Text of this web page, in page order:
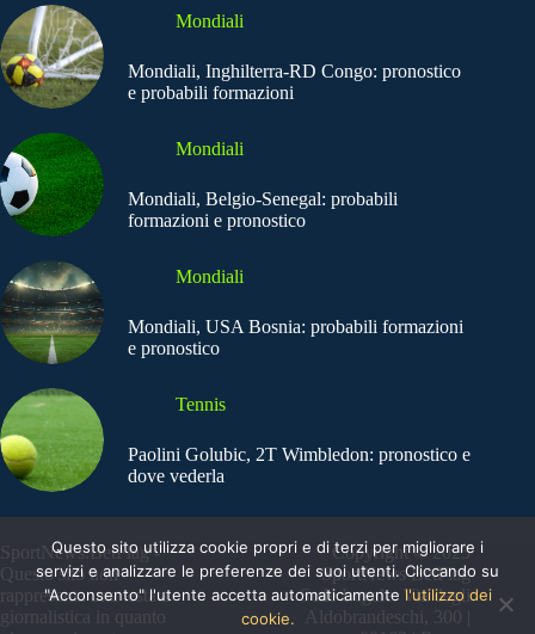
Mondiali
Mondiali, Inghilterra-RD Congo: pronostico
e probabili formazioni
Mondiali
Mondiali, Belgio-Senegal: probabili
formazioni e pronostico
Mondiali
Mondiali, USA Bosnia: probabili formazioni
e pronostico
Tennis
Paolini Golubic, 2T Wimbledon: pronostico e
dove vederla
SportNews.BetFlag -
Questo sito non
rappresenta una testata
giornalistica in quanto
Copyright © 2025
SportNews BetFlag
Sede Legale: Via degli
Aldobrandeschi, 300 |
Questo sito utilizza cookie propri e di terzi per migliorare i
servizi e analizzare le preferenze dei suoi utenti. Cliccando su
"Acconsento" l'utente accetta automaticamente l'utilizzo dei
cookie.